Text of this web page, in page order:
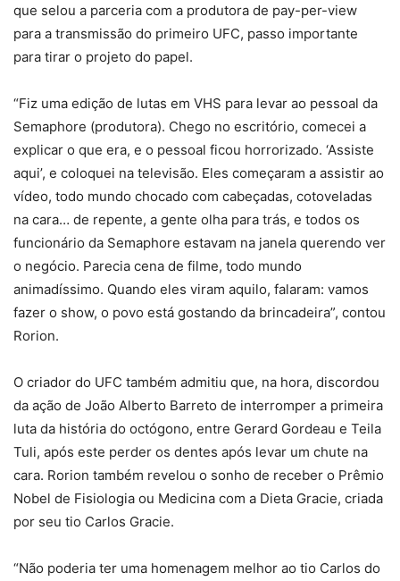
que selou a parceria com a produtora de pay-per-view
para a transmissão do primeiro UFC, passo importante
para tirar o projeto do papel.
“Fiz uma edição de lutas em VHS para levar ao pessoal da
Semaphore (produtora). Chego no escritório, comecei a
explicar o que era, e o pessoal ficou horrorizado. ‘Assiste
aqui’, e coloquei na televisão. Eles começaram a assistir ao
vídeo, todo mundo chocado com cabeçadas, cotoveladas
na cara… de repente, a gente olha para trás, e todos os
funcionário da Semaphore estavam na janela querendo ver
o negócio. Parecia cena de filme, todo mundo
animadíssimo. Quando eles viram aquilo, falaram: vamos
fazer o show, o povo está gostando da brincadeira”, contou
Rorion.
O criador do UFC também admitiu que, na hora, discordou
da ação de João Alberto Barreto de interromper a primeira
luta da história do octógono, entre Gerard Gordeau e Teila
Tuli, após este perder os dentes após levar um chute na
cara. Rorion também revelou o sonho de receber o Prêmio
Nobel de Fisiologia ou Medicina com a Dieta Gracie, criada
por seu tio Carlos Gracie.
“Não poderia ter uma homenagem melhor ao tio Carlos do